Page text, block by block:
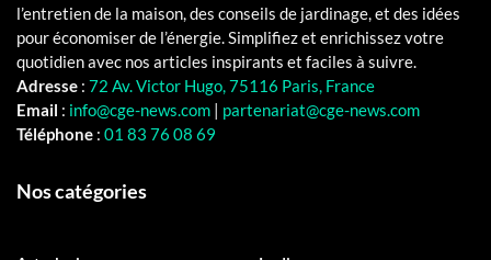
l’entretien de la maison, des conseils de jardinage, et des idées
pour économiser de l’énergie. Simplifiez et enrichissez votre
quotidien avec nos articles inspirants et faciles à suivre.
Adresse : 72 Av. Victor Hugo, 75116 Paris, France
Email : info@cge-news.com | partenariat@cge-news.com
Téléphone : 01 83 76 08 69
Nos catégories